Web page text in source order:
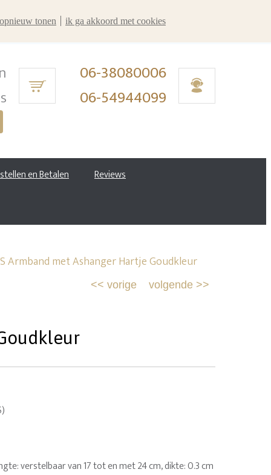
06-38080006
06-54944099
en Betalen Reviews
Armband met Ashanger Hartje Goudkleur
volgende >>
<< vorige
verstelbaar van 17 tot en met 24 cm, dikte: 0.3 cm
tonen
ik ga akkoord met cookies